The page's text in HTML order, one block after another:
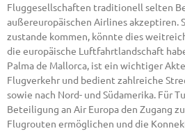
Fluggesellschaften traditionell selten
außereuropäischen Airlines akzeptiren.
zustande kommen, könnte dies
die europäische Luftfahrtlandschaft
Palma de Mallorca, ist ein wichtiger
Flugverkehr und bedient zahlreiche
sowie nach Nord- und Südamerika. Für
Beteiligung an Air Europa den Zugang
Flugrouten ermöglichen und die